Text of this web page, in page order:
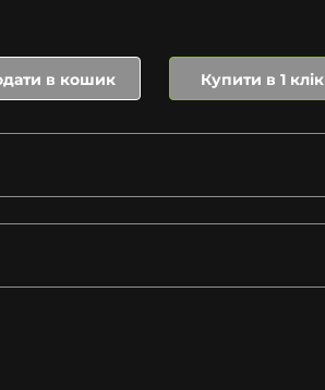
в кошик Купити в 1 клік